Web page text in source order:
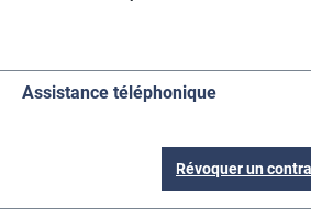
Assistance téléphonique
Révoquer un